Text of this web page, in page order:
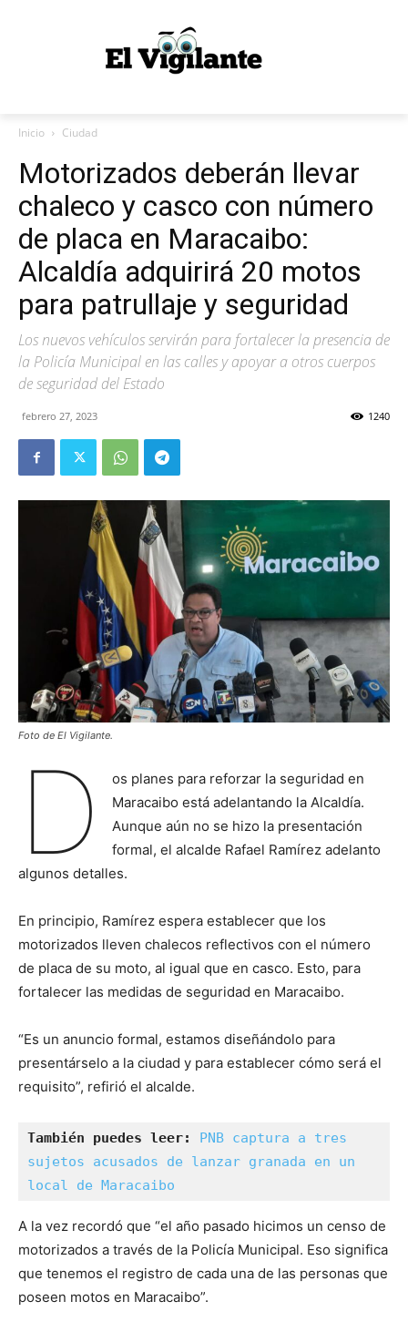
Inicio Ciudad
Motorizados deberán llevar
chaleco y casco con número
de placa en Maracaibo:
Alcaldía adquirirá 20 motos
para patrullaje y seguridad
Los nuevos vehículos servirán para fortalecer la presencia de
la Policía Municipal en las calles y apoyar a otros cuerpos
de seguridad del Estado
febrero 27, 2023 1240
Foto de El Vigilante.
D
os planes para reforzar la seguridad en
Maracaibo está adelantando la Alcaldía.
Aunque aún no se hizo la presentación
formal, el alcalde Rafael Ramírez adelanto
algunos detalles.
En principio, Ramírez espera establecer que los
motorizados lleven chalecos reflectivos con el número
de placa de su moto, al igual que en casco. Esto, para
fortalecer las medidas de seguridad en Maracaibo.
“Es un anuncio formal, estamos diseñándolo para
presentárselo a la ciudad y para establecer cómo será el
requisito”, refirió el alcalde.
También puedes leer:
PNB captura a tres
sujetos acusados de lanzar granada en un
local de Maracaibo
A la vez recordó que “el año pasado hicimos un censo de
motorizados a través de la Policía Municipal. Eso significa
que tenemos el registro de cada una de las personas que
poseen motos en Maracaibo”.